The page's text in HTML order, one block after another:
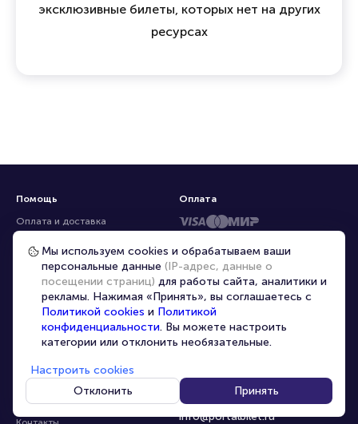
эксклюзивные билеты, которых нет на других
ресурсах
Помощь
Оплата и доставка
Частые вопросы
Перепродажа билетов
Организаторам
Корпоративным клиентам
VIP-билеты
Персональные данные
О компании
8-800-500-42-62
8-499-226-15-14
info@portalbilet.ru
Оплата
Мы используем cookies и обрабатываем ваши
персональные данные (IP-адрес, данные о
посещении страниц) для работы сайта, аналитики и
рекламы. Нажимая «Принять», вы соглашаетесь с
Политикой cookies и Политикой
конфиденциальности. Вы можете настроить
категории или отклонить необязательные.
Настроить cookies
Отклонить
Принять